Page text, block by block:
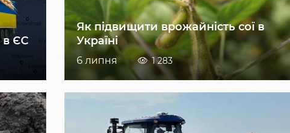
в ЄС
Як підвищити врожайність сої в
Україні
6 липня 1 283